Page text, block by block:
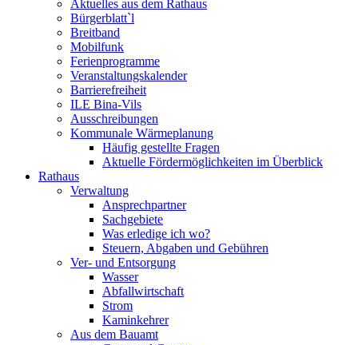
Aktuelles aus dem Rathaus
Bürgerblatt`l
Breitband
Mobilfunk
Ferienprogramme
Veranstaltungskalender
Barrierefreiheit
ILE Bina-Vils
Ausschreibungen
Kommunale Wärmeplanung
Häufig gestellte Fragen
Aktuelle Fördermöglichkeiten im Überblick
Rathaus
Verwaltung
Ansprechpartner
Sachgebiete
Was erledige ich wo?
Steuern, Abgaben und Gebühren
Ver- und Entsorgung
Wasser
Abfallwirtschaft
Strom
Kaminkehrer
Aus dem Bauamt